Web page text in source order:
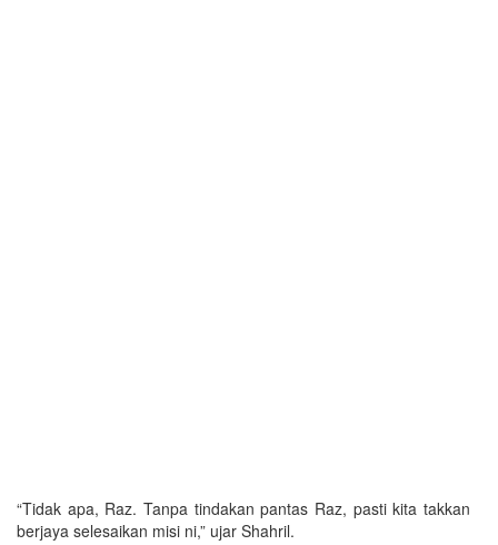
“Tidak apa, Raz. Tanpa tindakan pantas Raz, pasti kita takkan
berjaya selesaikan misi ni,” ujar Shahril.